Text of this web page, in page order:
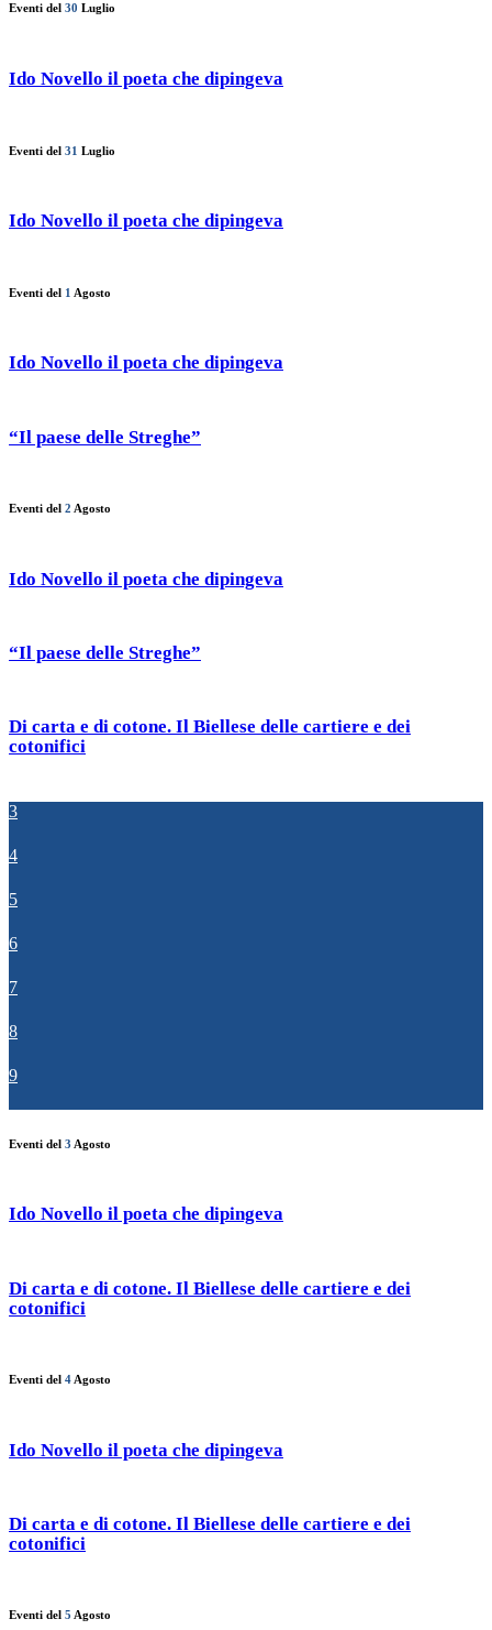
Eventi del 30 Luglio
Ido Novello il poeta che dipingeva
Eventi del 31 Luglio
Ido Novello il poeta che dipingeva
Eventi del 1 Agosto
Ido Novello il poeta che dipingeva
“Il paese delle Streghe”
Eventi del 2 Agosto
Ido Novello il poeta che dipingeva
“Il paese delle Streghe”
Di carta e di cotone. Il Biellese delle cartiere e dei
cotonifici
3
4
5
6
7
8
9
Eventi del 3 Agosto
Ido Novello il poeta che dipingeva
Di carta e di cotone. Il Biellese delle cartiere e dei
cotonifici
Eventi del 4 Agosto
Ido Novello il poeta che dipingeva
Di carta e di cotone. Il Biellese delle cartiere e dei
cotonifici
Eventi del 5 Agosto